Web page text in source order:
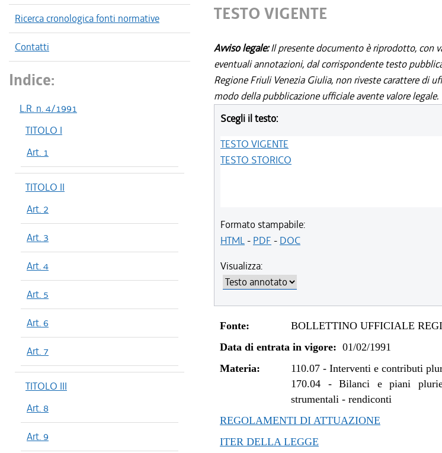
Ricerca cronologica fonti normative
Contatti
Indice:
L.R. n. 4/1991
TITOLO I
Art. 1
TITOLO II
Art. 2
Art. 3
Art. 4
Art. 5
Art. 6
Art. 7
TITOLO III
Art. 8
Art. 9
TESTO VIGENTE
Avviso legale:Il presente documento è riprodotto, con
eventuali annotazioni, dal corrispondente testo
Regione Friuli Venezia Giulia, non riveste carattere di
modo della pubblicazione ufficiale avente valore legale.
Scegli il testo:
TESTO VIGENTE
TESTO STORICO
Formato stampabile:
HTML- PDF - DOC
Visualizza:
Fonte:
BOLLETTINO UFFICIALE
Data di entrata in vigore: 01/02/1991
Materia:
110.07 -Interventi e contributi
170.04 -Bilanci e piani
strumentali - rendiconti
REGOLAMENTI DI ATTUAZIONE
ITER DELLA LEGGE